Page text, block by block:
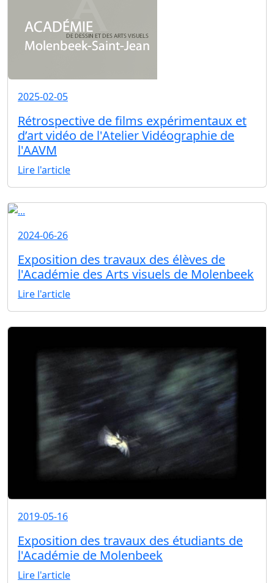
2025-02-05
Rétrospective de films expérimentaux et
d’art vidéo de l'Atelier Vidéographie de
l'AAVM
Lire l'article
2024-06-26
Exposition des travaux des élèves de
l'Académie des Arts visuels de Molenbeek
Lire l'article
2019-05-16
Exposition des travaux des étudiants de
l'Académie de Molenbeek
Lire l'article